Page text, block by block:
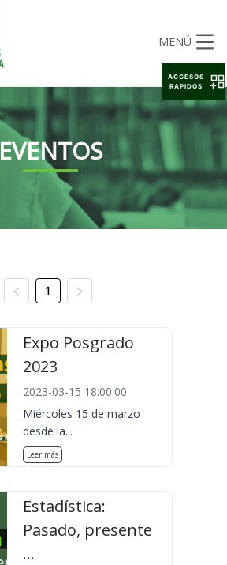
MENÚ
EVENTOS
1
Expo Posgrado
2023
2023-03-15 18:00:00
Miércoles 15 de marzo
desde la...
Leer más
Estadística:
Pasado, presente
...
ACCESOS
RAPIDOS